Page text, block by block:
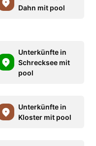
Dahn mit pool
Unterkünfte in
Schrecksee mit
pool
Unterkünfte in
Kloster mit pool